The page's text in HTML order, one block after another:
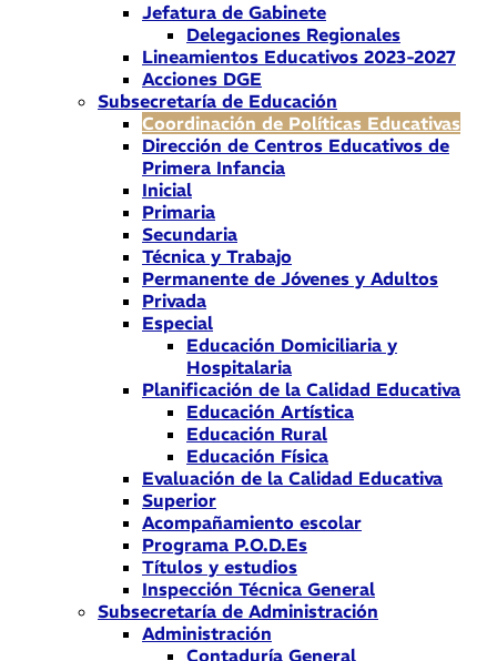
Jefatura de Gabinete
Delegaciones Regionales
Lineamientos Educativos 2023-2027
Acciones DGE
Subsecretaría de Educación
Coordinación de Políticas Educativas
Dirección de Centros Educativos de
Primera Infancia
Inicial
Primaria
Secundaria
Técnica y Trabajo
Permanente de Jóvenes y Adultos
Privada
Especial
Educación Domiciliaria y
Hospitalaria
Planificación de la Calidad Educativa
Educación Artística
Educación Rural
Educación Física
Evaluación de la Calidad Educativa
Superior
Acompañamiento escolar
Programa P.O.D.Es
Títulos y estudios
Inspección Técnica General
Subsecretaría de Administración
Administración
Contaduría General